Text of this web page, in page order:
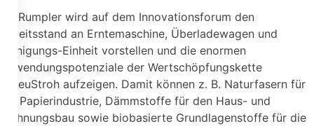
Dr. Rumpler wird auf dem Innovationsforum den
Arbeitsstand an Erntemaschine, Überladewagen und
Reinigungs-Einheit vorstellen und die enormen
Anwendungspotenziale der Wertschöpfungskette
SpreuStroh aufzeigen. Damit können z. B. Naturfasern für
die Papierindustrie, Dämmstoffe für den Haus- und
Wohnungsbau sowie biobasierte Grundlagenstoffe für die